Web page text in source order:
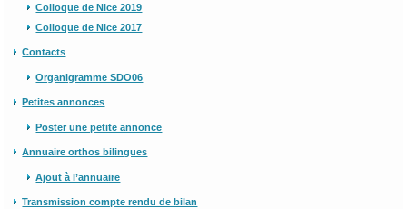
Colloque de Nice 2019
Colloque de Nice 2017
Contacts
Organigramme SDO06
Petites annonces
Poster une petite annonce
Annuaire orthos bilingues
Ajout à l’annuaire
Transmission compte rendu de bilan